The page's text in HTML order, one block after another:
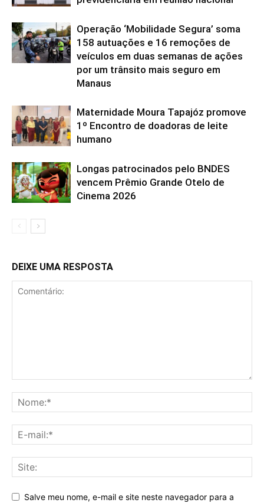
Operação ‘Mobilidade Segura’ soma
158 autuações e 16 remoções de
veículos em duas semanas de ações
por um trânsito mais seguro em
Manaus
Maternidade Moura Tapajóz promove
1º Encontro de doadoras de leite
humano
Longas patrocinados pelo BNDES
vencem Prêmio Grande Otelo de
Cinema 2026
DEIXE UMA RESPOSTA
Salve meu nome, e-mail e site neste navegador para a